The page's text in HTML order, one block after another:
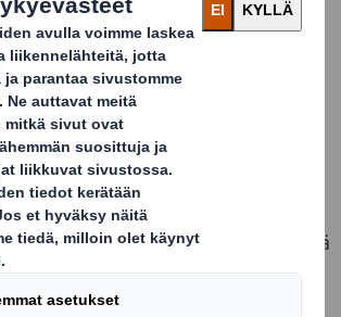
työtä
– sama jaettu
WorldStar -
erinomaista kyvykyyttä
DS Smithin Pohjoismaihin
, ja koko EMEA-alueella yhteensä
suunnittelun luovuudesta ja
asiakkaan tarpeisiin.